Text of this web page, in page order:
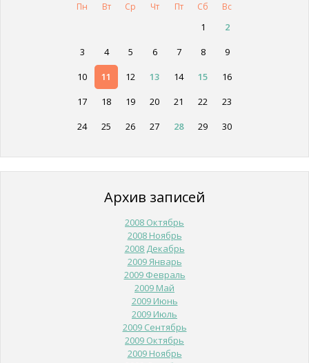
Пн Вт Ср Чт Пт Сб Вс
1
2
3
4 5 6 7 8
9
10
11 12 13 14 15
16
17
18 19 20 21 22
23
24
25 26 27 28 29 30
Архив записей
2008 Октябрь
2008 Ноябрь
2008 Декабрь
2009 Январь
2009 Февраль
2009 Май
2009 Июнь
2009 Июль
2009 Сентябрь
2009 Октябрь
2009 Ноябрь